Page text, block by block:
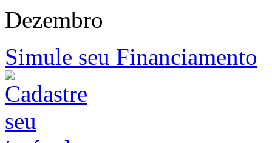
Dezembro
Simule seu Financiamento